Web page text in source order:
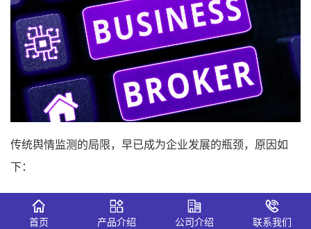
传统舆情监测的局限，早已成为企业发展的瓶颈，原因如
下：
1、依赖关键词匹配，无法理解语境、反讽与深层情绪，误
报漏报频发
首页 产品介绍 公司介绍 联系我们